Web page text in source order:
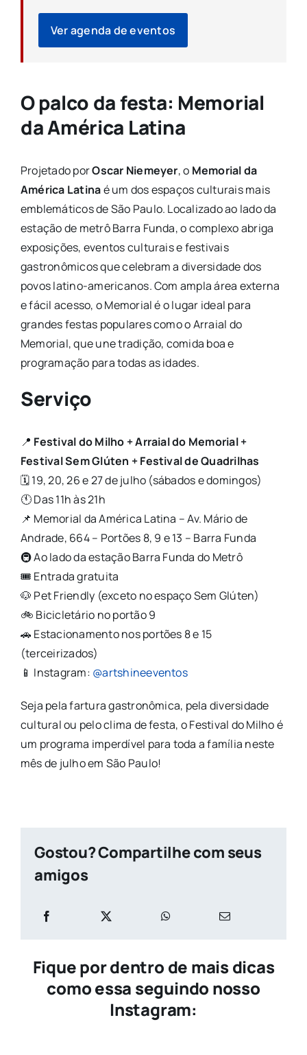
Ver agenda de eventos
O palco da festa: Memorial
da América Latina
Projetado porOscar Niemeyer, o Memorial da
América Latinaé um dos espaços culturais mais
emblemáticos de São Paulo. Localizado ao lado da
estação de metrô Barra Funda, o complexo abriga
exposições, eventos culturais e festivais
gastronômicos que celebram a diversidade dos
povos latino-americanos. Com ampla área externa
e fácil acesso, o Memorial é o lugar ideal para
grandes festas populares como o Arraial do
Memorial, que une tradição, comida boa e
programação para todas as idades.
Serviço
📍 Festival do Milho + Arraial do Memorial +
Festival Sem Glúten + Festival de Quadrilhas
🗓 19, 20, 26 e 27 de julho (sábados e domingos)
🕚 Das 11h às 21h
📌 Memorial da América Latina – Av. Mário de
Andrade, 664 – Portões 8, 9 e 13 – Barra Funda
🚇 Ao lado da estação Barra Funda do Metrô
🎟 Entrada gratuita
🐶 Pet Friendly (exceto no espaço Sem Glúten)
🚲 Bicicletário no portão 9
🚗 Estacionamento nos portões 8 e 15
(terceirizados)
📱 Instagram: @artshineeventos
Seja pela fartura gastronômica, pela diversidade
cultural ou pelo clima de festa, o Festival do Milho é
um programa imperdível para toda a família neste
mês de julho em São Paulo!
Gostou? Compartilhe com seus
amigos
Fique por dentro de mais dicas
como essa seguindo nosso
Instagram: